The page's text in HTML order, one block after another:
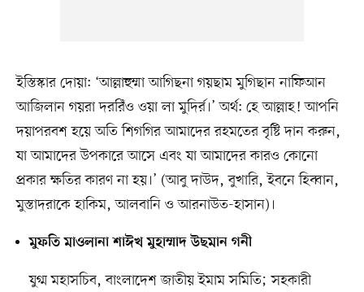
ইস্তিস্কার দোয়া: ‘আল্লাহুম্মা আগিছনা গয়ছাম মুগিছান নাফিআন
আজিলান গয়রা দররিঁও ওয়া লা মুদির্র।’ অর্থ: হে আল্লাহ! আপনি
দয়াপরবশ হয়ে অতি শিগগির আমাদের রহমতের বৃষ্টি দান করুন,
যা আমাদের উপকারে আসে এবং যা আমাদের কারও কোনো
প্রকার ক্ষতির কারণ না হয়।’ (আবু দাউদ, বুখারি, ইবনে হিব্বান,
মুস্তাদরাকে হাকিম, আলবানি ও আরনাউত-হাসান)।
মুফতি মাওলানা শাঈখ মুহাম্মাদ উছমান গনী
যুগ্ম মহাসচিব, বাংলাদেশ জাতীয় ইমাম সমিতি; সহকারী